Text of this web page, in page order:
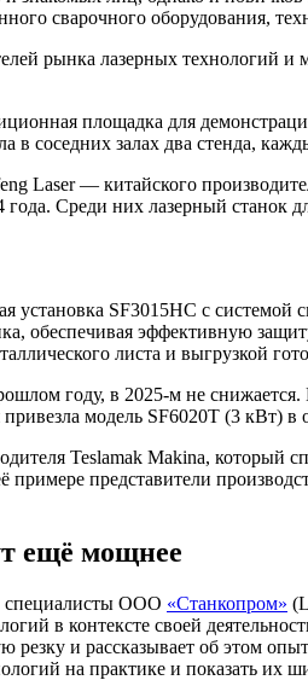
сварочного оборудования,
рынка лазерных технологий и
площадка для
соседних залах два стенда,
Laser — китайского
Среди них лазерный
SF3015HC с
обеспечивая эффективную
листа и выгрузкой
году, в 2025-м не
модель SF6020Т (3 кВт)
Teslamak Makina, который
представители
ещё мощнее
специалисты ООО «Станкопром»
в контексте своей
резку и рассказывает об этом
на практике и показать их